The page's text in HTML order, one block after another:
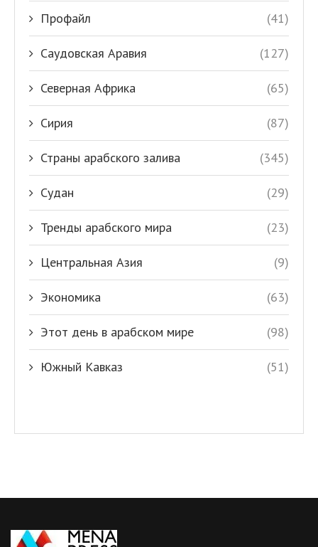
Профайл (41)
Саудовская Аравия (127)
Северная Африка (65)
Сирия (87)
Страны арабского залива (345)
Судан (29)
Тренды арабского мира (23)
Центральная Азия (9)
Экономика (63)
Этот день в арабском мире (98)
Южный Кавказ (51)